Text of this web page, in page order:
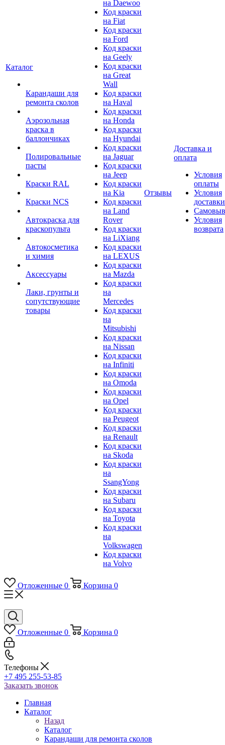
Каталог
Карандаши для
ремонта сколов
Аэрозольная
краска в
баллончиках
Полировальные
пасты
Краски RAL
Краски NCS
Автокраска для
краскопульта
Автокосметика
и химия
Аксессуары
Лаки, грунты и
сопутствующие
товары
на Daewoo
Код краски
на Fiat
Код краски
на Ford
Код краски
на Geely
Код краски
на Great
Wall
Код краски
на Haval
Код краски
на Honda
Код краски
на Hyundai
Код краски
на Jaguar
Код краски
на Jeep
Код краски
на Kia
Код краски
на Land
Rover
Код краски
на LiXiang
Код краски
на LEXUS
Код краски
на Mazda
Код краски
на
Mercedes
Код краски
на
Mitsubishi
Код краски
на Nissan
Код краски
на Infiniti
Код краски
на Omoda
Код краски
на Opel
Код краски
на Peugeot
Код краски
на Renault
Код краски
на Skoda
Код краски
на
SsangYong
Код краски
на Subaru
Код краски
на Toyota
Код краски
на
Volkswagen
Код краски
на Volvo
Отзывы
Доставка и
оплата
Условия
оплаты
Условия
доставки
Условия
возврата
Отложенные 0 Корзина 0
Отложенные 0 Корзина 0
Телефоны
+7 495 255-53-85
Заказать звонок
Главная
Каталог
Назад
Каталог
Карандаши для ремонта сколов